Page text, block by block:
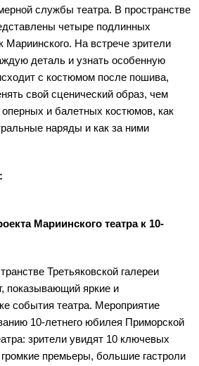
службы театра. В пространстве
четыре подлинных
Мариинского. На встрече зрители
деталь и узнать особенную
с костюмом после пошива,
свой сценический образ, чем
и балетных костюмов, как
наряды и как за ними
Мариинского театра к 10-
Третьяковской галереи
показывающий яркие и
события театра. Мероприятие
10-летнего юбилея Приморской
зрители увидят 10 ключевых
премьеры, большие гастроли